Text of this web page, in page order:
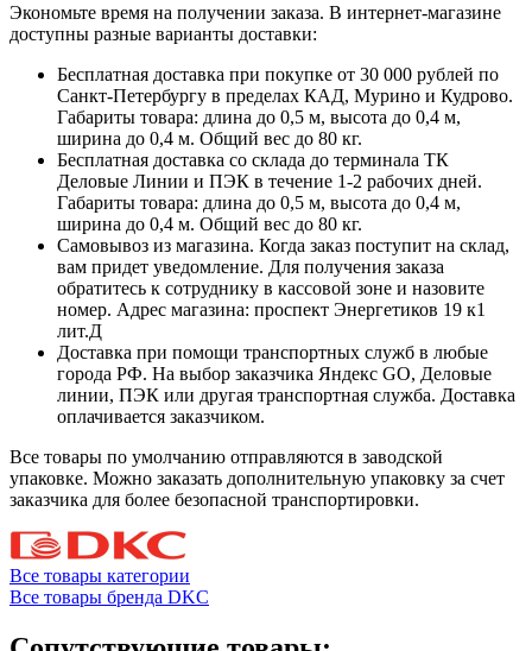
Экономьте время на получении заказа. В интернет-магазине
доступны разные варианты доставки:
Бесплатная доставка при покупке от 30 000 рублей по
Санкт-Петербургу в пределах КАД, Мурино и Кудрово.
Габариты товара: длина до 0,5 м, высота до 0,4 м,
ширина до 0,4 м. Общий вес до 80 кг.
Бесплатная доставка со склада до терминала ТК
Деловые Линии и ПЭК в течение 1-2 рабочих дней.
Габариты товара: длина до 0,5 м, высота до 0,4 м,
ширина до 0,4 м. Общий вес до 80 кг.
Самовывоз из магазина. Когда заказ поступит на склад,
вам придет уведомление. Для получения заказа
обратитесь к сотруднику в кассовой зоне и назовите
номер. Адрес магазина: проспект Энергетиков 19 к1
лит.Д
Доставка при помощи транспортных служб в любые
города РФ. На выбор заказчика Яндекс GO, Деловые
линии, ПЭК или другая транспортная служба. Доставка
оплачивается заказчиком.
Все товары по умолчанию отправляются в заводской
упаковке. Можно заказать дополнительную упаковку за счет
заказчика для более безопасной транспортировки.
Все товары категории
Все товары бренда DKC